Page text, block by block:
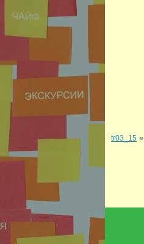
tr03_15 »